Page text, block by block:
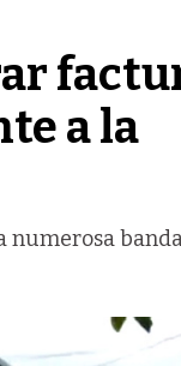
a la
numerosa